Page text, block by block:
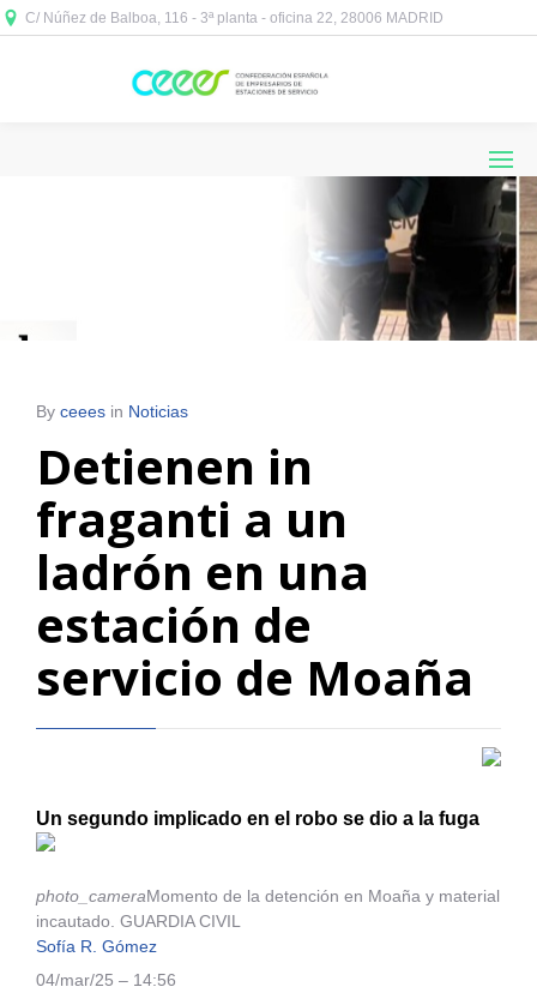
C/ Núñez de Balboa, 116 - 3ª planta - oficina 22, 28006 MADRID
By ceees in Noticias
Detienen in
fraganti a un
ladrón en una
estación de
servicio de Moaña
Un segundo implicado en el robo se dio a la fuga
photo_cameraMomento de la detención en Moaña y material
incautado. GUARDIA CIVIL
Sofía R. Gómez
04/mar/25 – 14:56